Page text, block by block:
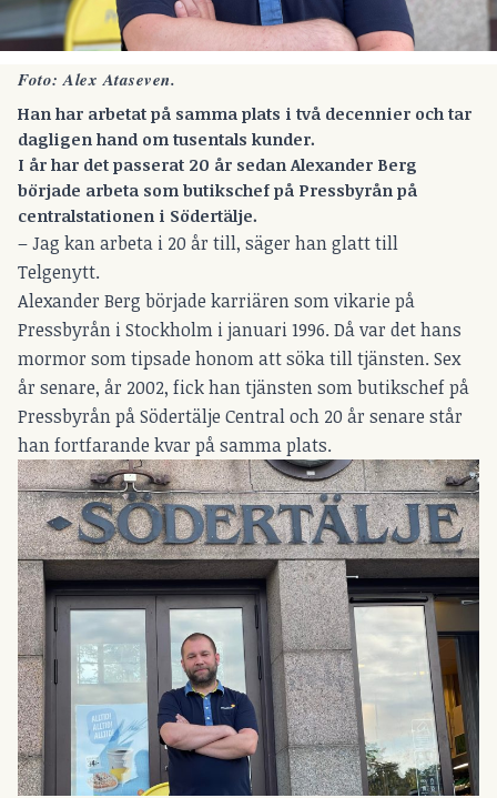
Foto: Alex Ataseven.
Han har arbetat på samma plats i två decennier och tar
dagligen hand om tusentals kunder.
I år har det passerat 20 år sedan Alexander Berg
började arbeta som butikschef på Pressbyrån på
centralstationen i Södertälje.
– Jag kan arbeta i 20 år till, säger han glatt till
Telgenytt.
Alexander Berg började karriären som vikarie på
Pressbyrån i Stockholm i januari 1996. Då var det hans
mormor som tipsade honom att söka till tjänsten. Sex
år senare, år 2002, fick han tjänsten som butikschef på
Pressbyrån på Södertälje Central och 20 år senare står
han fortfarande kvar på samma plats.